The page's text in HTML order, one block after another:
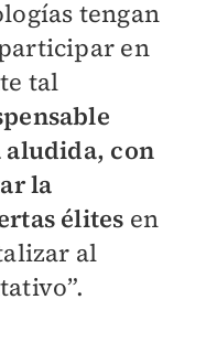
tengan
en
tal
con
la
élites en
al